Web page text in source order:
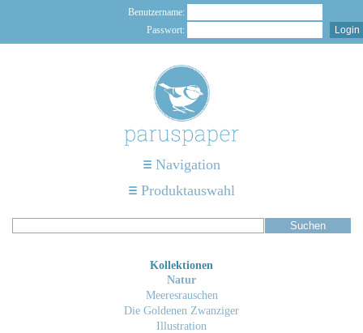
Benutzername:
Passwort:
Navigation
Produktauswahl
Kollektionen
Natur
Meeresrauschen
Die Goldenen Zwanziger
Illustration